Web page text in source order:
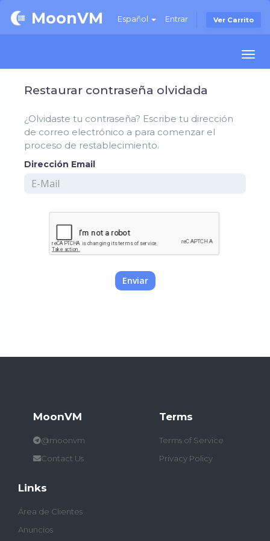
Español Entrar Ver Carrito
MoonVM
Restaurar contraseña olvidada
¿Olvidaste tu contraseña? Escribe tu dirección
de correo electrónico a para comenzar el
proceso de restablecimiento.
Dirección Email
Enviar
MoonVM
@moonvm
Contact Us
Terms
Terms of Service
Privacy Policy
Links
Área de Clientes
Anuncios